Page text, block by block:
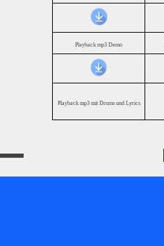
Playback mp3 Demo
Playback mp3 mit Drums und Lyrics